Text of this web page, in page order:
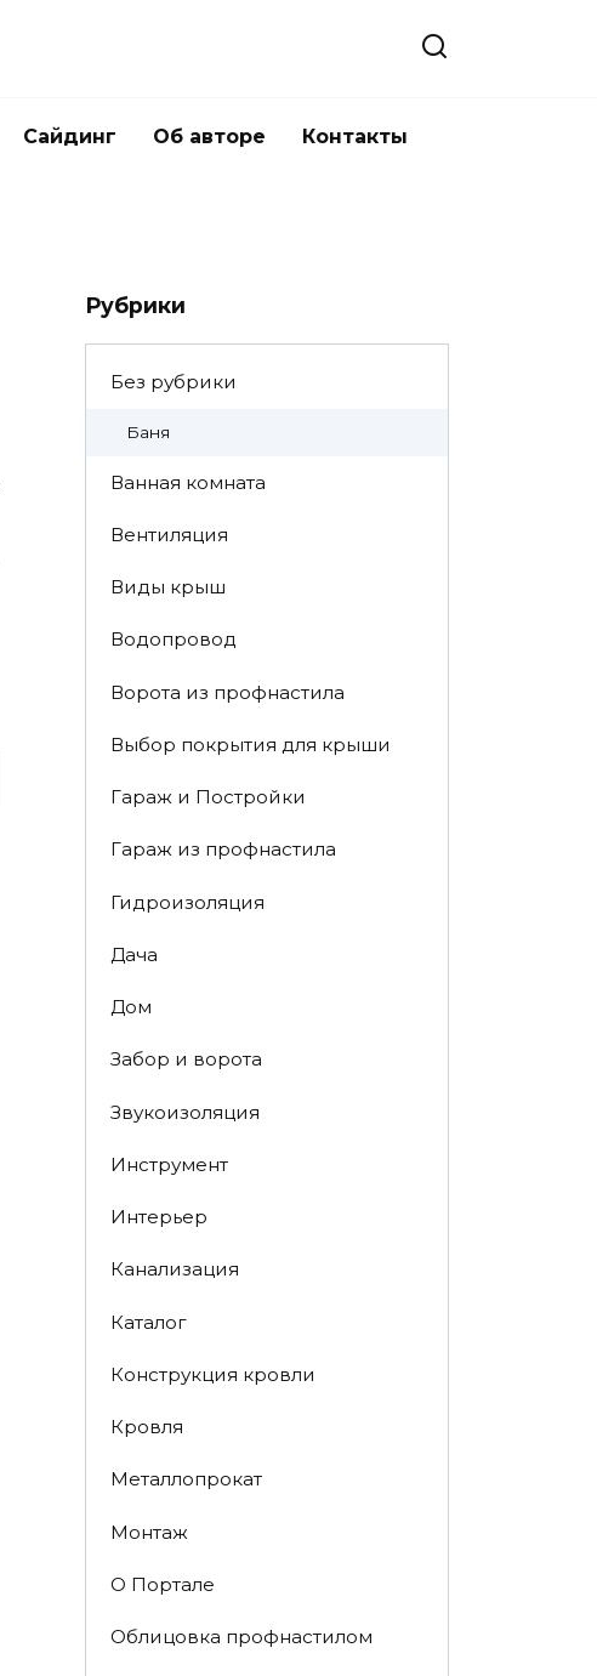
Сайдинг Об авторе Контакты
Рубрики
Без рубрики
Баня
Ванная комната
Вентиляция
Виды крыш
Водопровод
Ворота из профнастила
Выбор покрытия для крыши
Гараж и Постройки
Гараж из профнастила
Гидроизоляция
Дача
Дом
Забор и ворота
Звукоизоляция
Инструмент
Интерьер
Канализация
Каталог
Конструкция кровли
Кровля
Металлопрокат
Монтаж
О Портале
Облицовка профнастилом